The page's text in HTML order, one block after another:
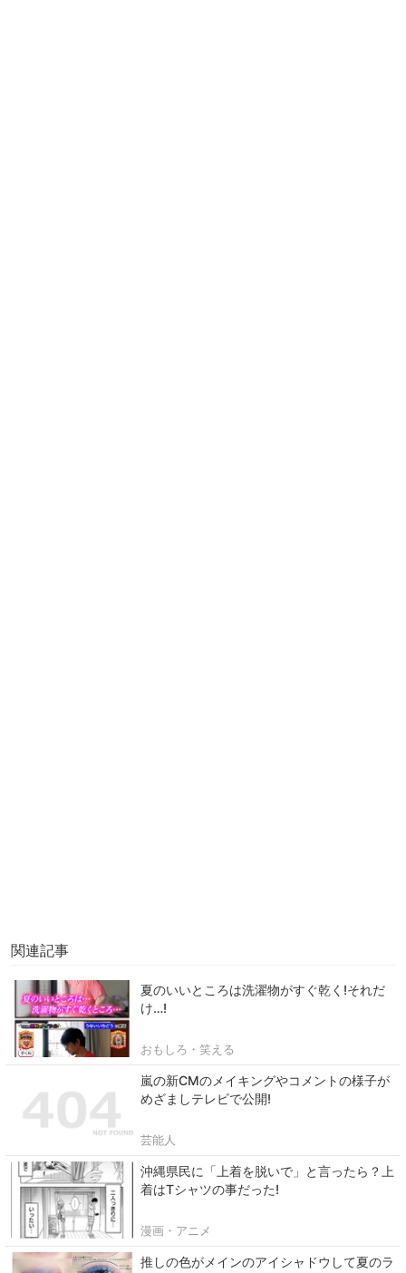
関連記事
夏のいいところは洗濯物がすぐ乾く!それだ
け…!
おもしろ・笑える
嵐の新CMのメイキングやコメントの様子が
めざましテレビで公開!
芸能人
沖縄県民に「上着を脱いで」と言ったら？上
着はTシャツの事だった!
漫画・アニメ
推しの色がメインのアイシャドウして夏のラ